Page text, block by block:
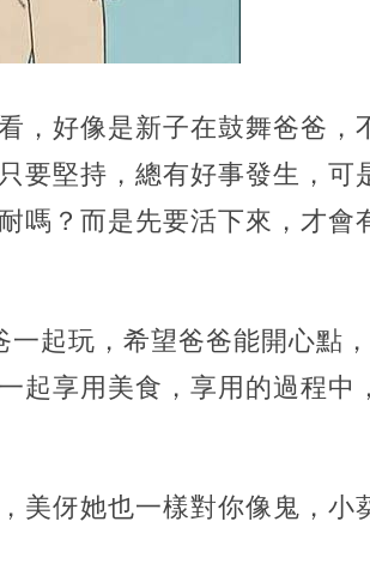
，好像是新子在鼓舞爸爸，
要堅持，總有好事發生，可
嗎？而是先要活下來，才會
起玩，希望爸爸能開心點
起享用美食，享用的過程中
美伢她也一樣對你像鬼，小